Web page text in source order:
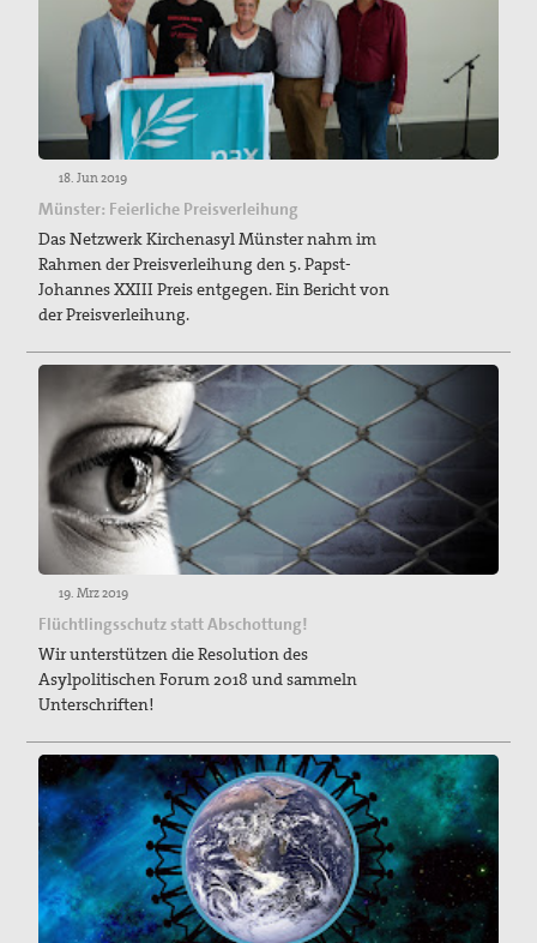
18. Jun 2019
Münster: Feierliche Preisverleihung
Das Netzwerk Kirchenasyl Münster nahm im
Rahmen der Preisverleihung den 5. Papst-
Johannes XXIII Preis entgegen. Ein Bericht von
der Preisverleihung.
19. Mrz 2019
Flüchtlingsschutz statt Abschottung!
Wir unterstützen die Resolution des
Asylpolitischen Forum 2018 und sammeln
Unterschriften!